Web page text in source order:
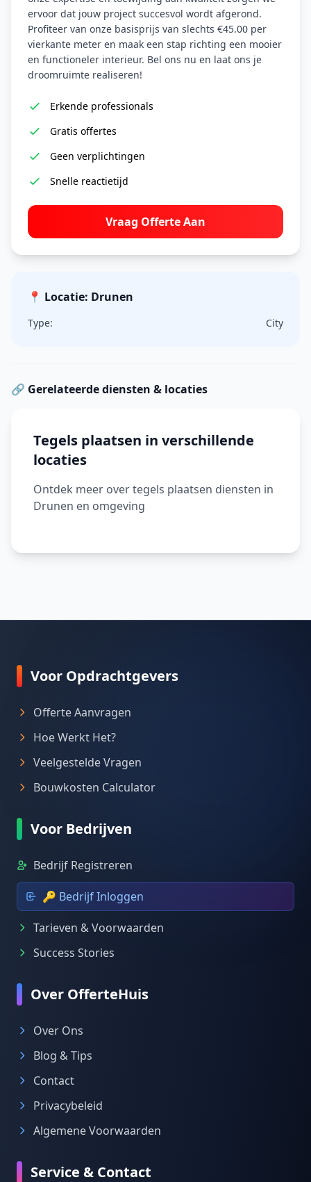
ervoor dat jouw project succesvol wordt afgerond.
Profiteer van onze basisprijs van slechts €45.00 per
vierkante meter en maak een stap richting een mooier
en functioneler interieur. Bel ons nu en laat ons je
droomruimte realiseren!
Erkende professionals
Gratis offertes
Geen verplichtingen
Snelle reactietijd
Vraag Offerte Aan
📍 Locatie: Drunen
Type: City
🔗 Gerelateerde diensten & locaties
Tegels plaatsen in verschillende
locaties
Ontdek meer over tegels plaatsen diensten in
Drunen en omgeving
Voor Opdrachtgevers
Offerte Aanvragen
Hoe Werkt Het?
Veelgestelde Vragen
Bouwkosten Calculator
Voor Bedrijven
Bedrijf Registreren
🔑 Bedrijf Inloggen
Tarieven & Voorwaarden
Success Stories
Over OfferteHuis
Over Ons
Blog & Tips
Contact
Privacybeleid
Algemene Voorwaarden
Service & Contact